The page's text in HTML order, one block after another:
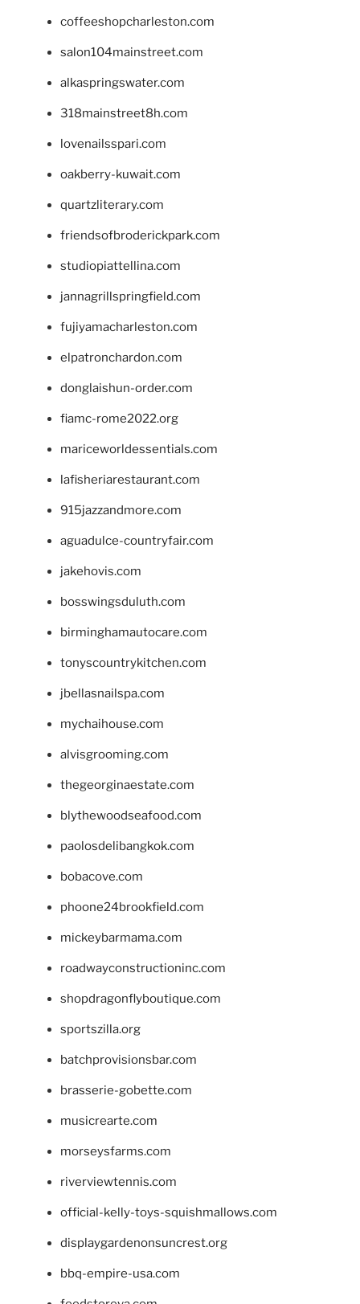
coffeeshopcharleston.com
salon104mainstreet.com
alkaspringswater.com
318mainstreet8h.com
lovenailsspari.com
oakberry-kuwait.com
quartzliterary.com
friendsofbroderickpark.com
studiopiattellina.com
jannagrillspringfield.com
fujiyamacharleston.com
elpatronchardon.com
donglaishun-order.com
fiamc-rome2022.org
mariceworldessentials.com
lafisheriarestaurant.com
915jazzandmore.com
aguadulce-countryfair.com
jakehovis.com
bosswingsduluth.com
birminghamautocare.com
tonyscountrykitchen.com
jbellasnailspa.com
mychaihouse.com
alvisgrooming.com
thegeorginaestate.com
blythewoodseafood.com
paolosdelibangkok.com
bobacove.com
phoone24brookfield.com
mickeybarmama.com
roadwayconstructioninc.com
shopdragonflyboutique.com
sportszilla.org
batchprovisionsbar.com
brasserie-gobette.com
musicrearte.com
morseysfarms.com
riverviewtennis.com
official-kelly-toys-squishmallows.com
displaygardenonsuncrest.org
bbq-empire-usa.com